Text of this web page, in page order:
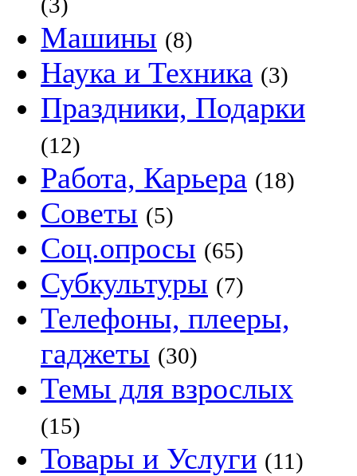
Машины (8)
Наука и Техника (3)
Праздники, Подарки
(12)
Работа, Карьера (18)
Советы (5)
Соц.опросы (65)
Субкультуры (7)
Телефоны, плееры,
гаджеты (30)
Темы для взрослых
(15)
Товары и Услуги (11)